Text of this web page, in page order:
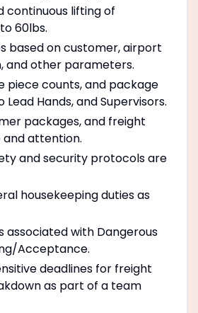
continuous lifting of
60lbs.
based on customer, airport
and other parameters.
piece counts, and package
Hands, and Supervisors.
packages, and freight
attention.
and security protocols are
housekeeping duties as
associated with Dangerous
Acceptance.
deadlines for freight
as part of a team